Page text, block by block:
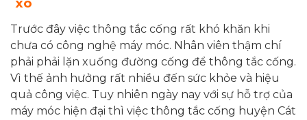
xo
Trước đây việc thông tắc cống rất khó khăn khi
chưa có công nghệ máy móc. Nhân viên thậm chí
phải phải lặn xuống đường cống để thông tắc cống.
Vì thế ảnh hưởng rất nhiều đến sức khỏe và hiệu
quả công việc. Tuy nhiên ngày nay với sự hỗ trợ của
máy móc hiện đại thì việc thông tắc cống huyện Cát